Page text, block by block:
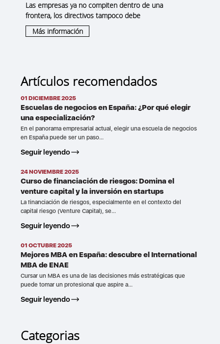
Las empresas ya no compiten dentro de una
frontera, los directivos tampoco debe
Más información
Artículos recomendados
01 DICIEMBRE 2025
Escuelas de negocios en España: ¿Por qué elegir
una especialización?
En el panorama empresarial actual, elegir una escuela de negocios
en España puede ser un paso...
Seguir leyendo
24 NOVIEMBRE 2025
Curso de financiación de riesgos: Domina el
venture capital y la inversión en startups
La financiación de riesgos, especialmente en el contexto del
capital riesgo (Venture Capital), se...
Seguir leyendo
01 OCTUBRE 2025
Mejores MBA en España: descubre el International
MBA de ENAE
Cursar un MBA es una de las decisiones más estratégicas que
puede tomar un profesional que aspire a...
Seguir leyendo
Categorias